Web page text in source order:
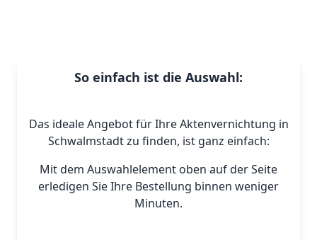
So einfach ist die Auswahl:
Das ideale Angebot für Ihre Aktenvernichtung in
Schwalmstadt zu finden, ist ganz einfach:
Mit dem Auswahlelement oben auf der Seite
erledigen Sie Ihre Bestellung binnen weniger
Minuten.